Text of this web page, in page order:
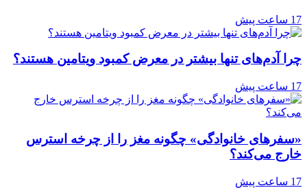
17 ساعت پیش
چرا آدم‌های تنها بیشتر در معرض کمبود ویتامین هستند؟
17 ساعت پیش
«سفرهای خانوادگی» چگونه مغز را از چرخه استرس
خارج می‌کند؟
17 ساعت پیش